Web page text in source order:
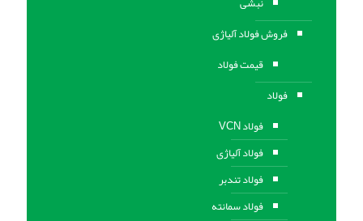
فروش فولاد آلیاژی
قیمت فولاد
فولاد
فولاد VCN
فولاد آلیاژی
فولاد تندبر
فولاد سمانته